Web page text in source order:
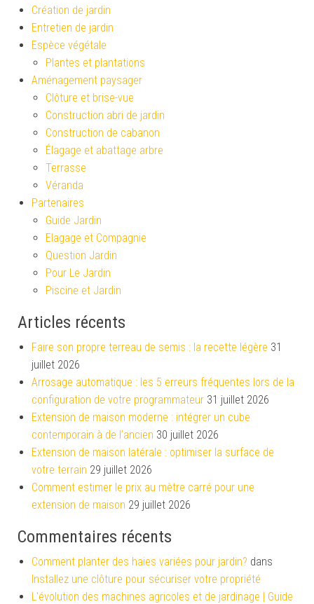
Création de jardin
Entretien de jardin
Espèce végétale
Plantes et plantations
Aménagement paysager
Clôture et brise-vue
Construction abri de jardin
Construction de cabanon
Élagage et abattage arbre
Terrasse
Véranda
Partenaires
Guide Jardin
Elagage et Compagnie
Question Jardin
Pour Le Jardin
Piscine et Jardin
Articles récents
Faire son propre terreau de semis : la recette légère 31
juillet 2026
Arrosage automatique : les 5 erreurs fréquentes lors de la
configuration de votre programmateur 31 juillet 2026
Extension de maison moderne : intégrer un cube
contemporain à de l’ancien 30 juillet 2026
Extension de maison latérale : optimiser la surface de
votre terrain 29 juillet 2026
Comment estimer le prix au mètre carré pour une
extension de maison 29 juillet 2026
Commentaires récents
Comment planter des haies variées pour jardin? dans
Installez une clôture pour sécuriser votre propriété
L'évolution des machines agricoles et de jardinage | Guide